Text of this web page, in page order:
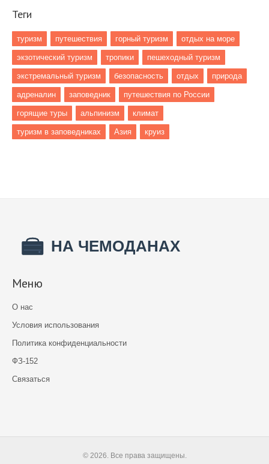
Теги
туризм путешествия горный туризм отдых на море
экзотический туризм тропики пешеходный туризм
экстремальный туризм безопасность отдых природа
адреналин заповедник путешествия по России
горящие туры альпинизм климат
туризм в заповедниках Азия круиз
Меню
О нас
Условия использования
Политика конфиденциальности
ФЗ-152
Связаться
© 2026. Все права защищены.